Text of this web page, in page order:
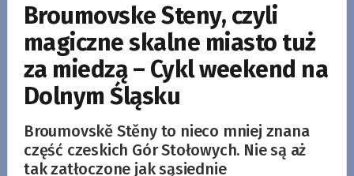
Broumovske Steny, czyli
magiczne skalne miasto tuż
za miedzą – Cykl weekend na
Dolnym Śląsku
Broumovskě Stěny to nieco mniej znana
część czeskich Gór Stołowych. Nie są aż
tak zatłoczone jak sąsiednie